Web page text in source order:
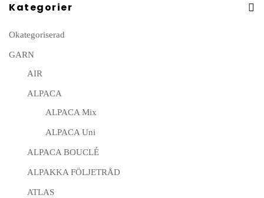
Kategorier
Okategoriserad
GARN
AIR
ALPACA
ALPACA Mix
ALPACA Uni
ALPACA BOUCLÉ
ALPAKKA FÖLJETRÅD
ATLAS